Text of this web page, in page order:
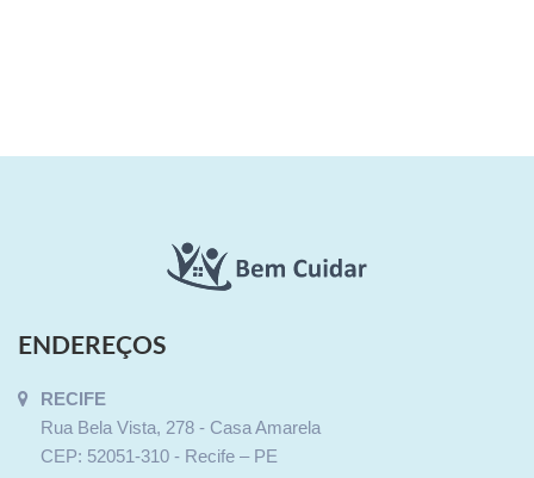
ENDEREÇOS
RECIFE
Rua Bela Vista, 278 - Casa Amarela
CEP: 52051-310 - Recife – PE